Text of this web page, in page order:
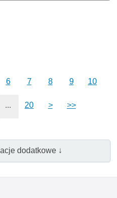
6 7 8 9 10
... 20 > >>
dodatkowe ↓